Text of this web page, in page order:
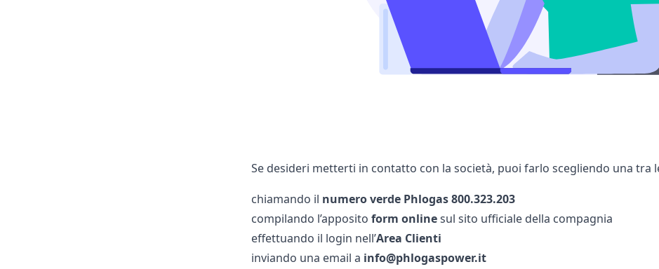
Se desideri metterti in contatto con la società, puoi farlo scegliendo una tra
chiamando il numero verde Phlogas 800.323.203
compilando l’apposito form onlinesul sito ufficiale della compagnia
effettuando il login nell’Area Clienti
inviando una email a info@phlogaspower.it